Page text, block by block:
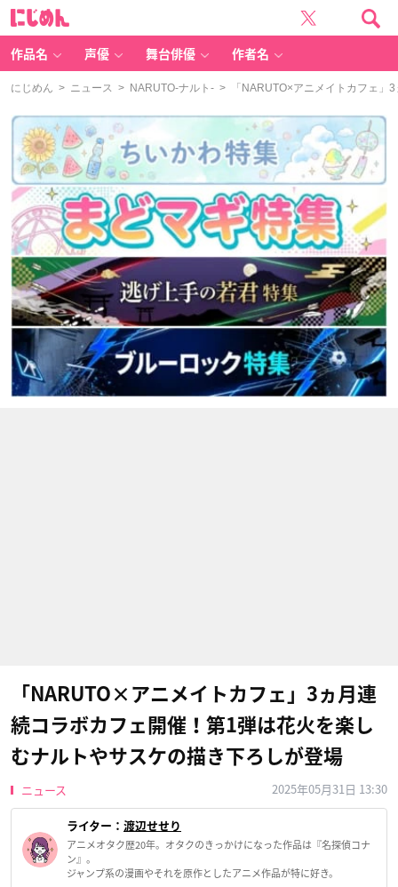
作品名 声優 舞台俳優 作者名
にじめん > ニュース > NARUTO-ナルト- > 「NARUTO×アニメイトカフェ」
「NARUTO×アニメイトカフェ」3ヵ月連
続コラボカフェ開催！第1弾は花火を楽し
むナルトやサスケの描き下ろしが登場
ニュース 2025年05月31日 13:30
ライター： 渡辺せせり
アニメオタク歴20年。オタクのきっかけになった作品は『名探偵コナ
ン』。
ジャンプ系の漫画やそれを原作としたアニメ作品が特に好き。